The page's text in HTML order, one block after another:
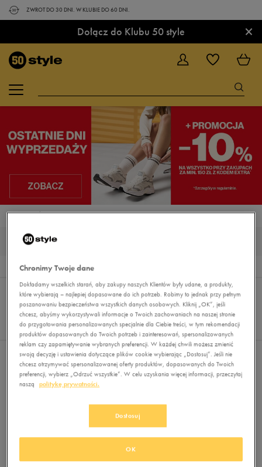
ZWROT DO 30 DNI. W KLUBIE DO 60 DNI.
Dołącz do Klubu 50 style ×
STRONA GŁÓWNA UP8 SUNFIRE
0
Wyników
Sortuj:
REKOMENDOWANE
FILTRUJ
Pokaż
60
z 0
Nie wybrano filtrów
Brak produktów do wyświetlenia
Chronimy Twoje dane
Dokładamy wszelkich starań, aby zakupy naszych Klientów były udane, a produkty,
które wybierają – najlepiej dopasowane do ich potrzeb. Robimy to jednak przy pełnym
poszanowaniu bezpieczeństwa wszystkich danych osobowych. Kliknij „OK”, jeśli
chcesz, abyśmy wykorzystywali informacje o Twoich zachowaniach na naszej stronie
do przygotowania personalizowanych specjalnie dla Ciebie treści, w tym rekomendacji
produktów dopasowanych do Twoich potrzeb i zainteresowań, spersonalizowanych
reklam czy zapamiętywanie wybranych preferencji. W każdej chwili możesz zmienić
swoją decyzję i ustawienia dotyczące plików cookie wybierając „Dostosuj”. Jeśli nie
chcesz otrzymywać spersonalizowanej oferty produktów, dopasowanych do Twoich
preferencji, wybierz „Odrzuć wszystkie”. W celu uzyskania więcej informacji, przeczytaj
naszą
politykę prywatności.
Dostosuj
OK